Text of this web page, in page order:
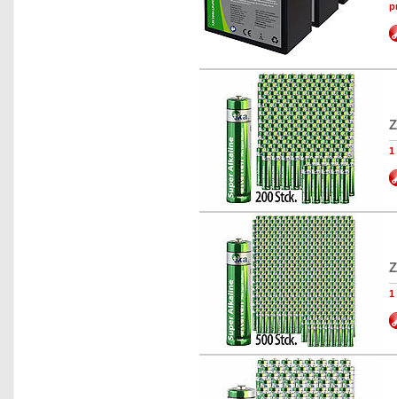
1
1